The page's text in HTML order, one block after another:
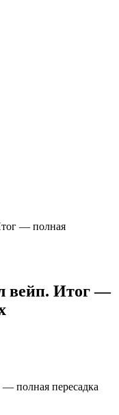
— полная
вейп. Итог —